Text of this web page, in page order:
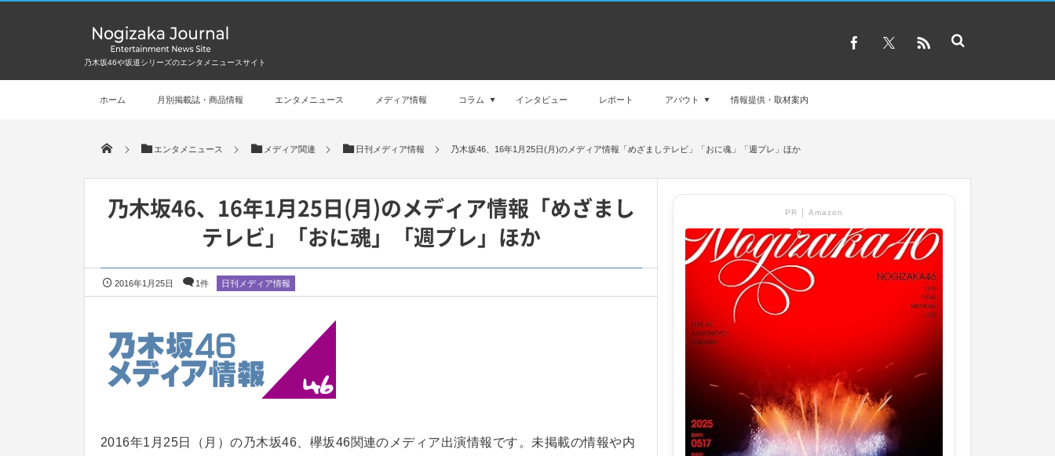
乃木坂46や坂道シリーズのエンタメニュースサイト
ホーム 月別掲載誌・商品情報 エンタメニュース メディア情報 コラム インタビュー レポート アバウト 情報提供・取材案内
エンタメニュース メディア関連 日刊メディア情報 乃木坂46、16年1月25日(月)のメディア情報「めざましテレビ」「おに魂」「週プレ」ほか
乃木坂46、16年1月25日(月)のメディア情報「めざまし
テレビ」「おに魂」「週プレ」ほか
2016年1月25日 1件 日刊メディア情報
2016年1月25日（月）の乃木坂46、欅坂46関連のメディア出演情報です。未掲載の情報や内
PR │ Amazon